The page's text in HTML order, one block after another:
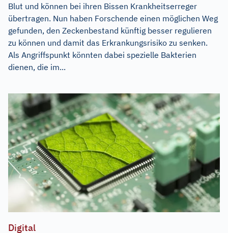
Blut und können bei ihren Bissen Krankheitserreger
übertragen. Nun haben Forschende einen möglichen Weg
gefunden, den Zeckenbestand künftig besser regulieren
zu können und damit das Erkrankungsrisiko zu senken.
Als Angriffspunkt könnten dabei spezielle Bakterien
dienen, die im...
Digital